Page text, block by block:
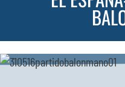
ESPACIOS